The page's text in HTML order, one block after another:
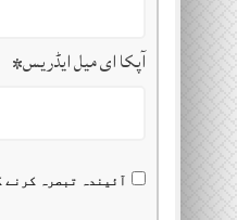
آپکا ای میل ایڈریس*
آئیندہ تبصرہ کرنے